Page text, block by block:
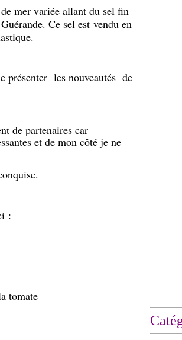
mer variée allant du sel fin
Ce sel est vendu en
présenter les nouveautés de
de partenaires car
et de mon côté je ne
:
tomate